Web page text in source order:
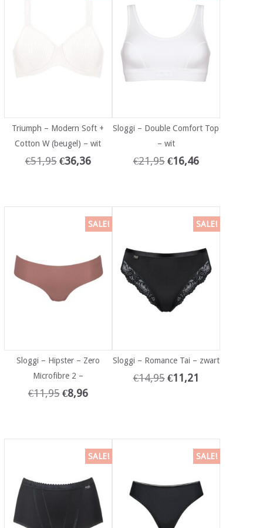
Triumph – Modern Soft +
Cotton W (beugel) – wit
€51,95 €36,36
Sloggi – Double Comfort Top
– wit
€21,95 €16,46
SALE!
Sloggi – Hipster – Zero
Microfibre 2 –
€11,95 €8,96
SALE!
Sloggi – Romance Tai – zwart
€14,95 €11,21
SALE! SALE!